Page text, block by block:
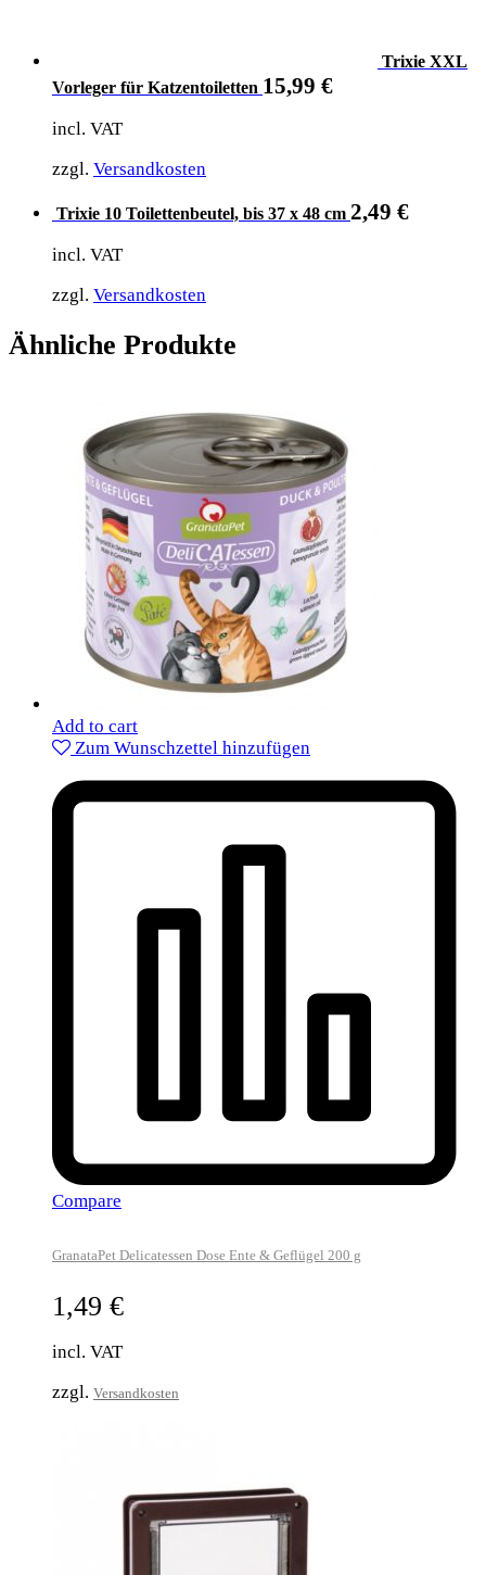
Trixie XXL
Vorleger für Katzentoiletten 15,99 €
incl. VAT
zzgl. Versandkosten
Trixie 10 Toilettenbeutel, bis 37 x 48 cm 2,49 €
incl. VAT
zzgl. Versandkosten
Ähnliche Produkte
Add to cart
Zum Wunschzettel hinzufügen
Compare
GranataPet Delicatessen Dose Ente & Geflügel 200 g
1,49 €
incl. VAT
zzgl. Versandkosten